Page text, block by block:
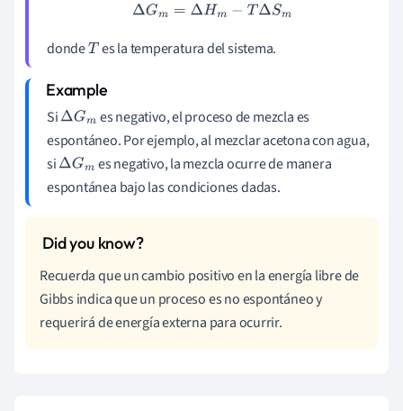
ΔGm =ΔHm− TΔ Sm
dondeT es la temperatura del sistema.
SiΔGm es negativo, el proceso de mezcla es
espontáneo. Por ejemplo, al mezclar acetona con agua,
siΔGm es negativo, la mezcla ocurre de manera
espontánea bajo las condiciones dadas.
Recuerda que un cambio positivo en la energía libre de
Gibbs indica que un proceso es no espontáneo y
requerirá de energía externa para ocurrir.